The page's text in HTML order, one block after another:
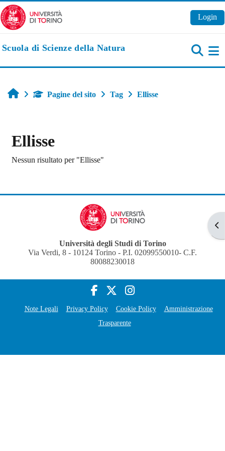
Vai al contenuto principale
Login
Scuola di Scienze della Natura
HomePagine del sito Tag Ellisse
Ellisse
Nessun risultato per "Ellisse"
Università degli Studi di Torino
Via Verdi, 8 - 10124 Torino - P.I. 02099550010- C.F.
80088230018
Note Legali Privacy Policy Cookie Policy
Amministrazione
Trasparente